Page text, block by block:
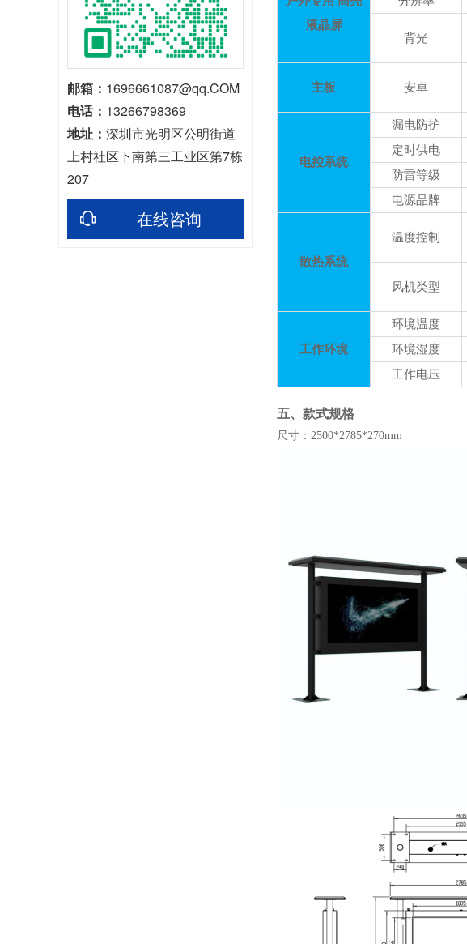
邮箱： 1696661087@qq.COM
电话： 13266798369
地址： 深圳市光明区公明街道
上村社区下南第三工业区第7栋
207
在线咨询
液晶屏
背光
主板 安卓
电控系统
漏电防护
定时供电
防雷等级
电源品牌
散热系统
温度控制
风机类型
工作环境
环境温度
环境湿度
工作电压
五、 款式规格
尺寸： 2500*2785*270mm